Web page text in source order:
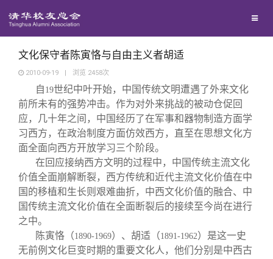
西南联大校友会
义工计划
新媒体平台
青春风采
校友文苑
校友讲坛
校友视界
校友服务
终身学习
校友总会
文化保守者陈寅恪与自由主义者胡适
2010-09-19 | 浏览 2458次
自 19世纪中叶开始，中国传统文明遭遇了外来文化
前所未有的强势冲击。作为对外来挑战的被动仓促回
应，几十年之间，中国经历了在军事和器物制造方面学
习西方，在政治制度方面仿效西方，直至在思想文化方
面全面向西方开放学习三个阶段。
在回应接纳西方文明的过程中，中国传统主流文化
价值全面崩解断裂，西方传统和近代主流文化价值在中
国的移植和生长则艰难曲折，中西文化价值的融合、中
国传统主流文化价值在全面断裂后的接续至今尚在进行
之中。
陈寅恪（1890-1969）、胡适（1891-1962）是这一史
无前例文化巨变时期的重要文化人，他们分别是中西古